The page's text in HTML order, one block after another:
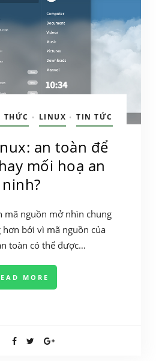
THỨC • LINUX • TIN TỨC
an toàn để
mối hoạ an
ninh?
mã nguồn mở nhìn chung
hơn bởi vì mã nguồn của
toàn có thể được…
MORE